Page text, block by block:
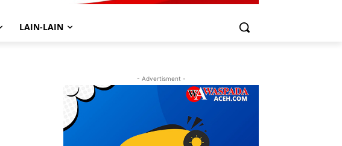
LAIN-LAIN
- Advertisment -